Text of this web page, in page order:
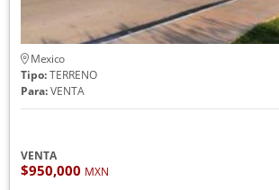
Mexico
Tipo:TERRENO
Para:VENTA
VENTA
$950,000 MXN